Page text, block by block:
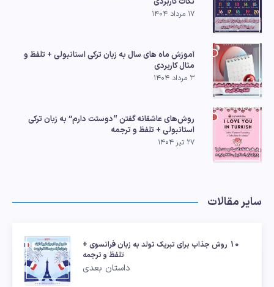
۱۷ مرداد ۱۴۰۴
آموزش ماه های سال به زبان ترکی استانبولی + تلفظ و
مثال کاربردی
۳ مرداد ۱۴۰۴
روش‌های عاشقانه گفتن “دوستت دارم” به زبان ترکی
استانبولی + تلفظ و ترجمه
۲۷ تیر ۱۴۰۴
سایر مقالات
10 روش جذاب برای تبریک تولد به زبان فرانسوی +
تلفظ و ترجمه
داستان بعدی